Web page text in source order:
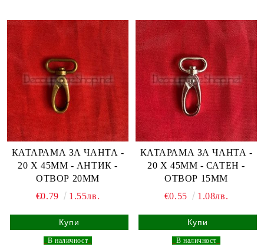
КАТАРАМА ЗА ЧАНТА -
20 Х 45ММ - АНТИК -
ОТВОР 20ММ
€0.79
1.55лв.
В наличност
КАТАРАМА ЗА ЧАНТА -
20 Х 45ММ - САТЕН -
ОТВОР 15ММ
€0.55
1.08лв.
В наличност